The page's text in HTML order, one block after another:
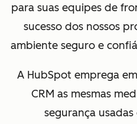
para suas equipes de
sucesso dos nossos
ambiente seguro e
A HubSpot emprega
CRM as mesmas
segurança